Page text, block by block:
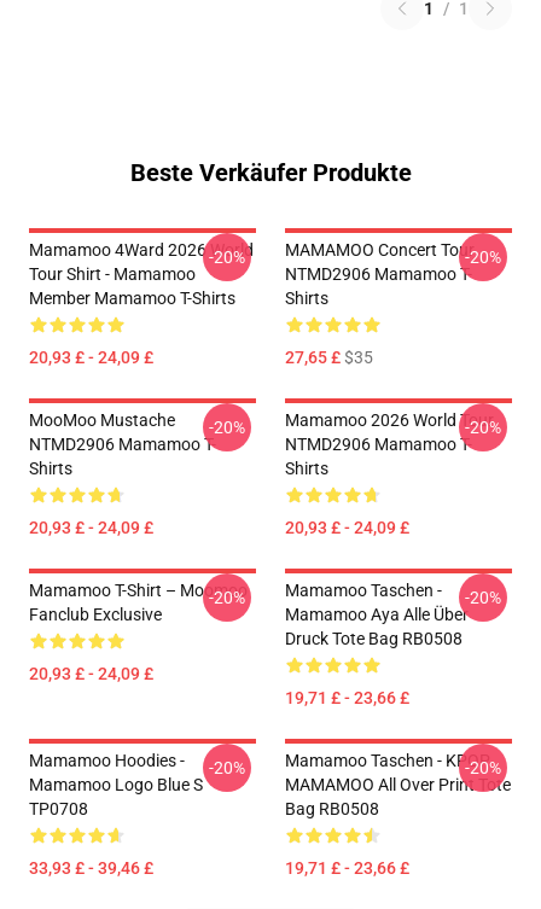
1 / 1
Beste Verkäufer Produkte
Mamamoo 4Ward 2026 World
Tour Shirt - Mamamoo
Member Mamamoo T-Shirts
20,93 £ - 24,09 £
-20%
MAMAMOO Concert Tour
NTMD2906 Mamamoo T-
Shirts
27,65 £$35
-20%
MooMoo Mustache
NTMD2906 Mamamoo T-
Shirts
20,93 £ - 24,09 £
-20%
Mamamoo 2026 World Tour
NTMD2906 Mamamoo T-
Shirts
20,93 £ - 24,09 £
-20%
Mamamoo T-Shirt – Moomoo
Fanclub Exclusive
20,93 £ - 24,09 £
-20%
Mamamoo Taschen -
Mamamoo Aya Alle Über
Druck Tote Bag RB0508
19,71 £ - 23,66 £
-20%
Mamamoo Hoodies -
Mamamoo Logo Blue S
TP0708
33,93 £ - 39,46 £
-20%
Mamamoo Taschen - KPOP
MAMAMOO All Over Print Tote
Bag RB0508
19,71 £ - 23,66 £
-20%